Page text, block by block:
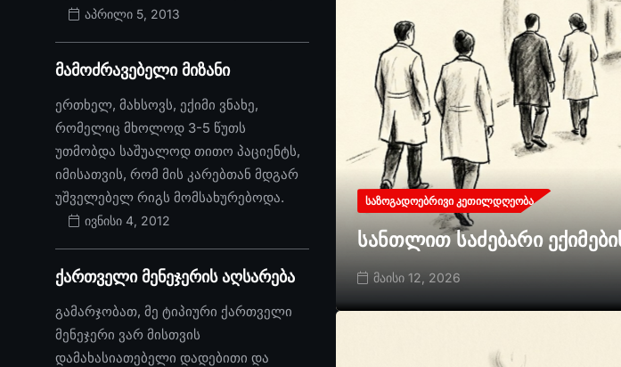
აპრილი 5, 2013
მამოძრავებელი მიზანი
ერთხელ, მახსოვს, ექიმი ვნახე,
რომელიც მხოლოდ 3-5 წუთს
უთმობდა საშუალოდ თითო პაციენტს,
იმისათვის, რომ მის კარებთან მდგარ
უშველებელ რიგს მომსახურებოდა.
ივნისი 4, 2012
ქართველი მენეჯერის აღსარება
გამარჯობათ, მე ტიპიური ქართველი
მენეჯერი ვარ მისთვის
დამახასიათებელი დადებითი და
ᲡᲐᲖᲝᲒᲐᲓᲝᲔᲑᲠᲘᲕᲘ ᲙᲔᲗᲘᲚᲓᲦᲔᲝᲑᲐ
სანთლით საძებარი
მაისი 12, 2026